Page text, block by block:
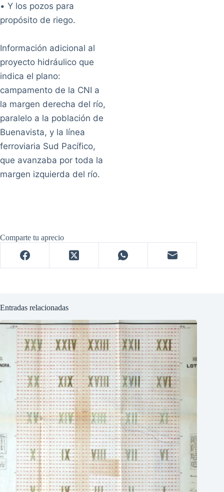
• Y los pozos para
propósito de riego.
Información adicional al
proyecto hidráulico que
indica el plano:
campamento de la CNI a
la margen derecha del río,
paralelo a la población de
Buenavista, y la línea
ferroviaria Sud Pacífico,
que avanzaba por toda la
margen izquierda del río.
Comparte tu aprecio
Entradas relacionadas